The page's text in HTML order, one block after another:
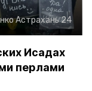
Астрахань 24
Исадах
перлами